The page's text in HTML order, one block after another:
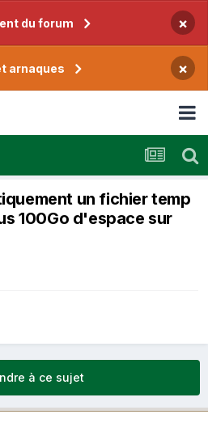
du forum ×
arnaques ×
un fichier temp
100Go d'espace sur
à ce sujet